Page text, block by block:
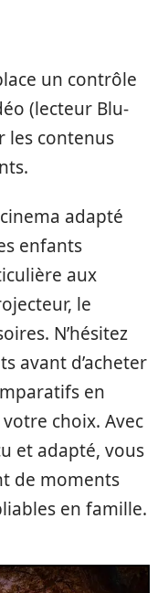
un contrôle
(lecteur Blu-
les contenus
adapté
enfants
aux
le
N’hésitez
avant d’acheter
en
choix. Avec
et adapté, vous
de moments
en famille.